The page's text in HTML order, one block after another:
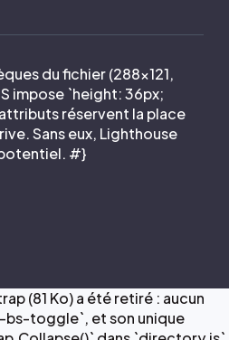
du fichier (288×121,
impose `height: 36px;
réservent la place
Sans eux, Lighthouse
#}
(81 Ko) a été retiré : aucun
toggle`, et son unique